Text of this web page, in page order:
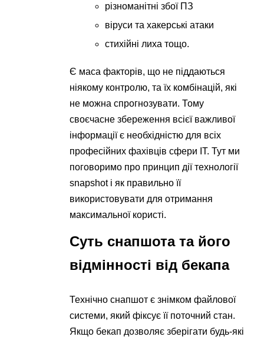
різноманітні збої ПЗ
віруси та хакерські атаки
стихійні лиха тощо.
Є маса факторів, що не піддаються
ніякому контролю, та їх комбінацій, які
не можна спрогнозувати. Тому
своєчасне збереження всієї важливої ​​
інформації є необхідністю для всіх
професійних фахівців сфери IT. Тут ми
поговоримо про принцип дії технології
snapshot і як правильно її
використовувати для отримання
максимальної користі.
Суть снапшота та його
відмінності від бекапа
Технічно снапшот є знімком файлової
системи, який фіксує її поточний стан.
Якщо бекап дозволяє зберігати будь-які